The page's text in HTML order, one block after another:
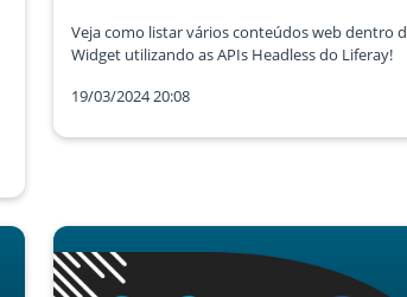
Veja como listar vários conteúdos web dentro
Widget utilizando as APIs Headless do Liferay!
19/03/2024 20:08